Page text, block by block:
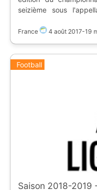
seizième sous
Pour cette saison,
Strasbourg * Amiens SC * ES
: 1. Paris Saint Germain 2. AS Monaco 3. Olympique
France 4 août 2017-19
Football
Saison 2018-2019